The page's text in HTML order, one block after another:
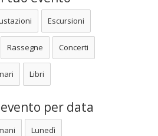
Escursioni
Rassegne Concerti
Libri
per data
Lunedì